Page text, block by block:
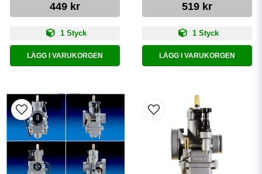
449 kr
1 Styck
LÄGG I VARUKORGEN
519 kr
1 Styck
LÄGG I VARUKORGEN